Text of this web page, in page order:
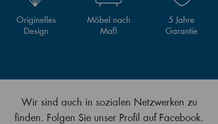
Originelles
Design
Möbel nach
Maß
5 Jahre
Garantie
Wir sind auch in sozialen Netzwerken zu
finden. Folgen Sie unser Profil auf Facebook.